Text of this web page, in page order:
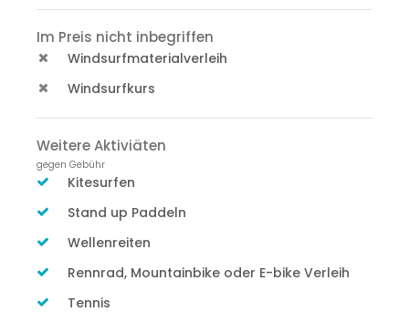
Im Preis nicht inbegriffen
Windsurfmaterialverleih
Windsurfkurs
Weitere Aktiviäten
gegen Gebühr
Kitesurfen
Stand up Paddeln
Wellenreiten
Rennrad, Mountainbike oder E-bike Verleih
Tennis